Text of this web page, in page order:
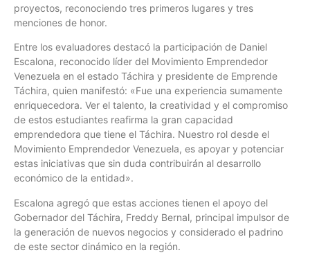
proyectos, reconociendo tres primeros lugares y tres
menciones de honor.
Entre los evaluadores destacó la participación de Daniel
Escalona, reconocido líder del Movimiento Emprendedor
Venezuela en el estado Táchira y presidente de Emprende
Táchira, quien manifestó: «Fue una experiencia sumamente
enriquecedora. Ver el talento, la creatividad y el compromiso
de estos estudiantes reafirma la gran capacidad
emprendedora que tiene el Táchira. Nuestro rol desde el
Movimiento Emprendedor Venezuela, es apoyar y potenciar
estas iniciativas que sin duda contribuirán al desarrollo
económico de la entidad».
Escalona agregó que estas acciones tienen el apoyo del
Gobernador del Táchira, Freddy Bernal, principal impulsor de
la generación de nuevos negocios y considerado el padrino
de este sector dinámico en la región.